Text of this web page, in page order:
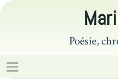
Poésie,